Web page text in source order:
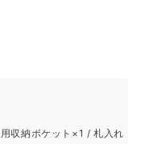
収納ポケット×1 / 札入れ